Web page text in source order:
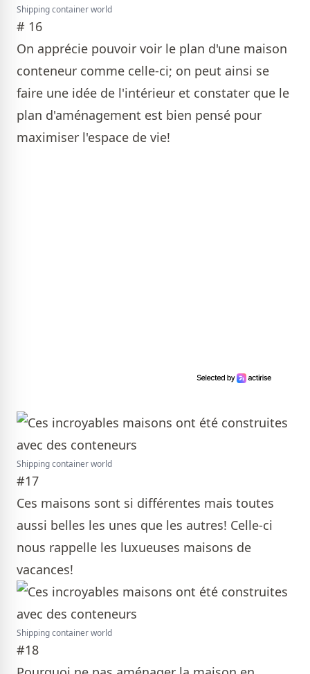
Shipping container world
# 16
On apprécie pouvoir voir le plan d'une maison
conteneur comme celle-ci; on peut ainsi se
faire une idée de l'intérieur et constater que le
plan d'aménagement est bien pensé pour
maximiser l'espace de vie!
Shipping container world
#17
Ces maisons sont si différentes mais toutes
aussi belles les unes que les autres! Celle-ci
nous rappelle les luxueuses maisons de
vacances!
Shipping container world
#18